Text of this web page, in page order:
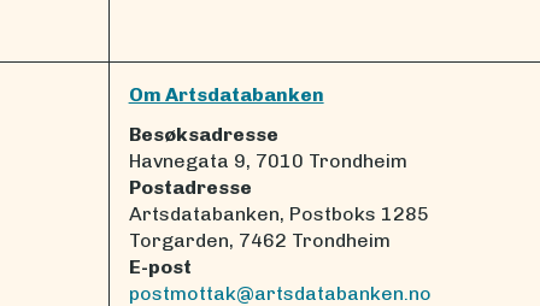
Om Artsdatabanken
Besøksadresse
Havnegata 9, 7010 Trondheim
Postadresse
Artsdatabanken, Postboks 1285
Torgarden, 7462 Trondheim
E-post
postmottak@artsdatabanken.no